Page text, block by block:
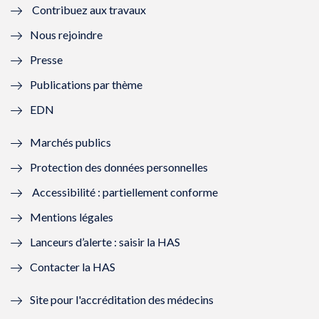
l
l
f
n
ê
t
r
e
)
e
e
n
ê
r
)
ê
t
e
ê
)
Contribuez aux travaux
Nous rejoindre
Presse
Publications par thème
EDN
Marchés publics
Protection des données personnelles
Accessibilité : partiellement conforme
Mentions légales
Lanceurs d’alerte : saisir la HAS
Contacter la HAS
Site pour l'accréditation des médecins